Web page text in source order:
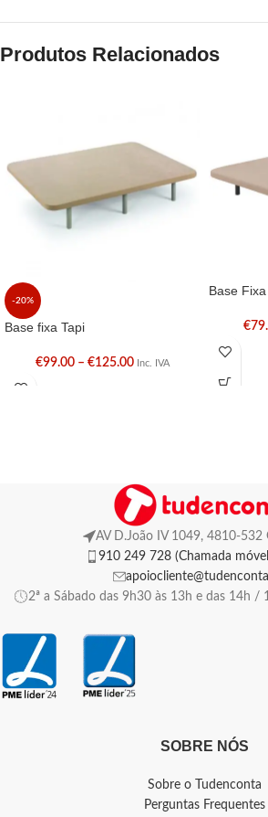
Produtos Relacionados
-20%
Base fixa Tapi
€99.00 – €125.00 Inc. IVA
Base
€
AV D.João IV 1049, 4810-532
910 249 728 (Chamada
2ª a Sábado das 9h30 às 13h e das 14h
SOBRE NÓS
Sobre o Tudenconta
Perguntas Frequentes